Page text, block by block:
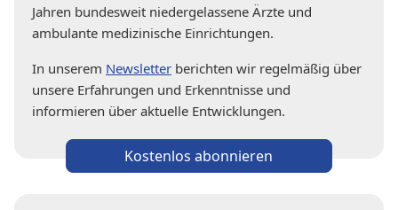
Jahren bundesweit niedergelassene Ärzte und
ambulante medizinische Einrichtungen.
In unserem Newsletter berichten wir regelmäßig über
unsere Erfahrungen und Erkenntnisse und
informieren über aktuelle Entwicklungen.
Kostenlos abonnieren